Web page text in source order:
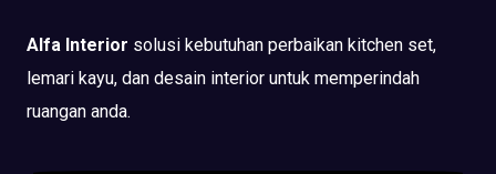
Alfa Interior solusi kebutuhan perbaikan kitchen set,
lemari kayu, dan desain interior untuk memperindah
ruangan anda.